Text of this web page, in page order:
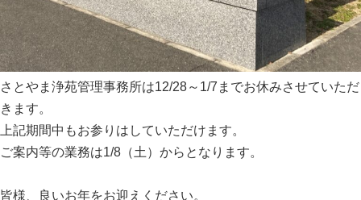
さとやま浄苑管理事務所は12/28～ 1/7 までお休みさせていただ
きます。
上記期間中もお参りはしていただけます。
ご案内等の業務は1/8 （土）からとなります。
皆様、良いお年をお迎えください。